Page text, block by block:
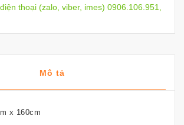
thoại (zalo, viber, imes) 0906.106.951,
Mô tả
x 160cm